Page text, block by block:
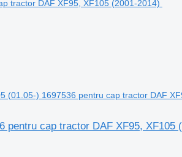
(01.05-) 1697536 pentru cap tractor DAF
pentru cap tractor DAF XF95, XF105